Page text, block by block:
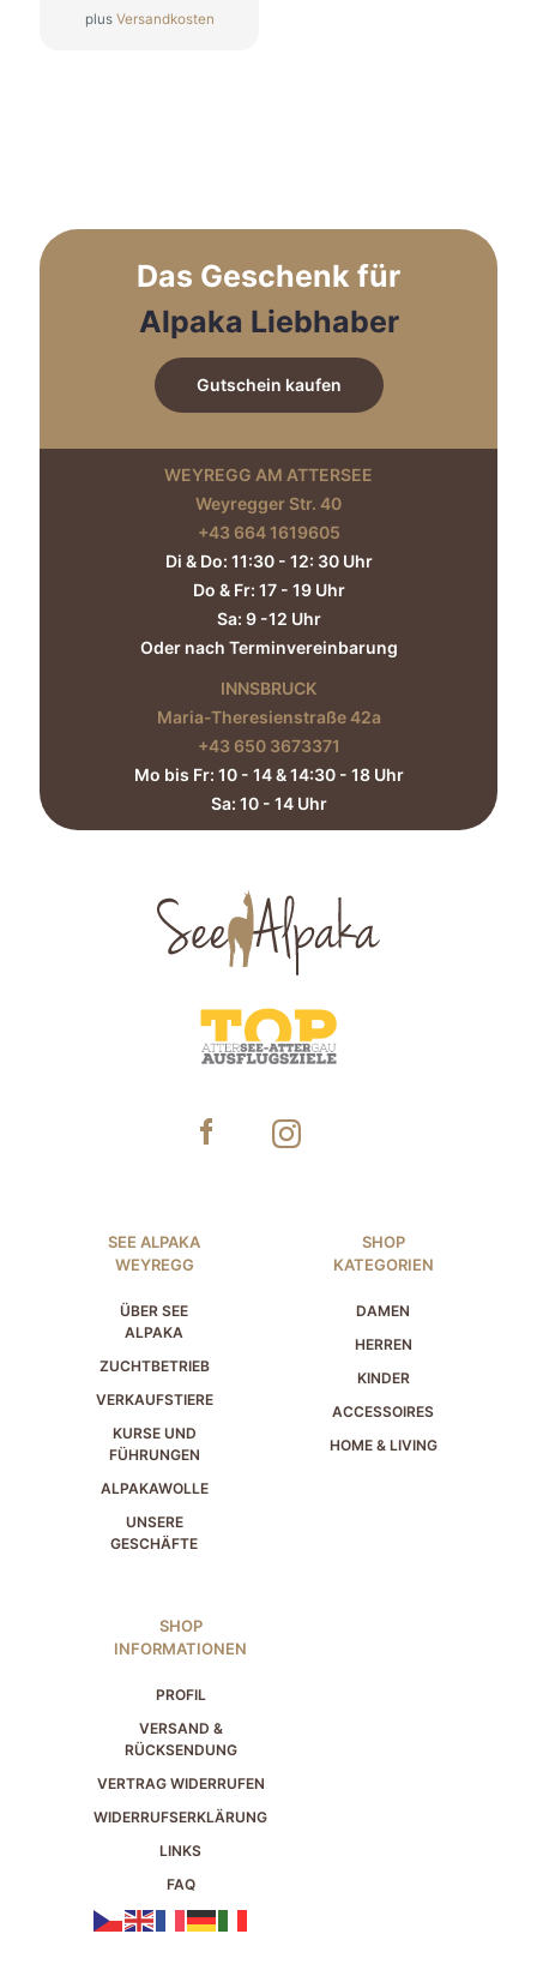
plus Versandkosten
können
der
gewählt
Das Geschenk für
Alpaka Liebhaber
Gutschein kaufen
WEYREGG AM ATTERSEE
Weyregger Str. 40
+43 664 1619605‬
Di & Do: 11:30 - 12: 30 Uhr
Do & Fr: 17 - 19 Uhr
Sa: 9 -12 Uhr
Oder nach Terminvereinbarung
INNSBRUCK
Maria-Theresienstraße 42a
+43 650 3673371‬
Mo bis Fr: 10 - 14 & 14:30 - 18 Uhr
Sa: 10 - 14 Uhr​
SEE ALPAKA
WEYREGG
ÜBER SEE
ALPAKA
ZUCHTBETRIEB
VERKAUFSTIERE
KURSE UND
FÜHRUNGEN
ALPAKAWOLLE
UNSERE
GESCHÄFTE
SHOP
KATEGORIEN
DAMEN
HERREN
KINDER
ACCESSOIRES
HOME & LIVING
SHOP
INFORMATIONEN
PROFIL
VERSAND &
RÜCKSENDUNG
VERTRAG WIDERRUFEN
WIDERRUFSERKLÄRUNG
LINKS
FAQ